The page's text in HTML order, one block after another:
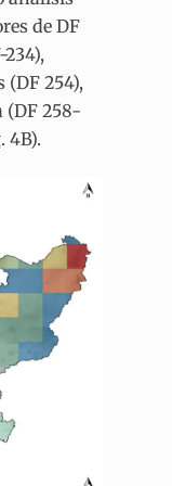
de DF
(DF 254),
(DF 258-
4B).